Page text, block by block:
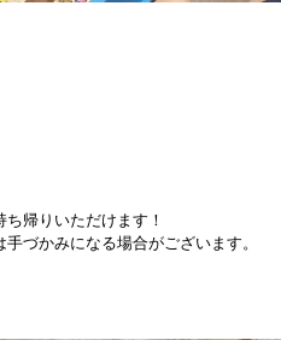
帰りいただけます！
づかみになる場合がございます。